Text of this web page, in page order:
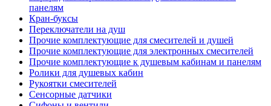
панелям
Кран-буксы
Переключатели на душ
Прочие комплектующие для смесителей и душей
Прочие комплектующие для электронных смесителей
Прочие комплектующие к душевым кабинам и панелям
Ролики для душевых кабин
Рукоятки смесителей
Сенсорные датчики